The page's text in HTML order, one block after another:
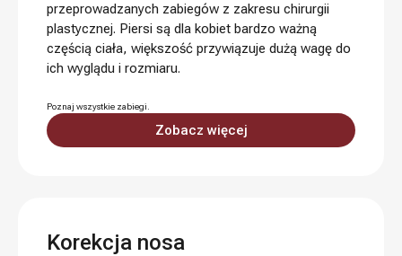
przeprowadzanych zabiegów z zakresu chirurgii
plastycznej. Piersi są dla kobiet bardzo ważną
częścią ciała, większość przywiązuje dużą wagę do
ich wyglądu i rozmiaru.
Poznaj wszystkie zabiegi.
Zobacz więcej
Korekcja nosa